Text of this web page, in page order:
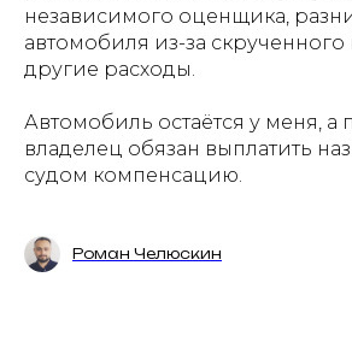
независимого оценщика,
автомобиля из-за скрученного
другие расходы.
Автомобиль остаётся у меня,
владелец обязан выплатить
судом компенсацию.
Роман Челюскин